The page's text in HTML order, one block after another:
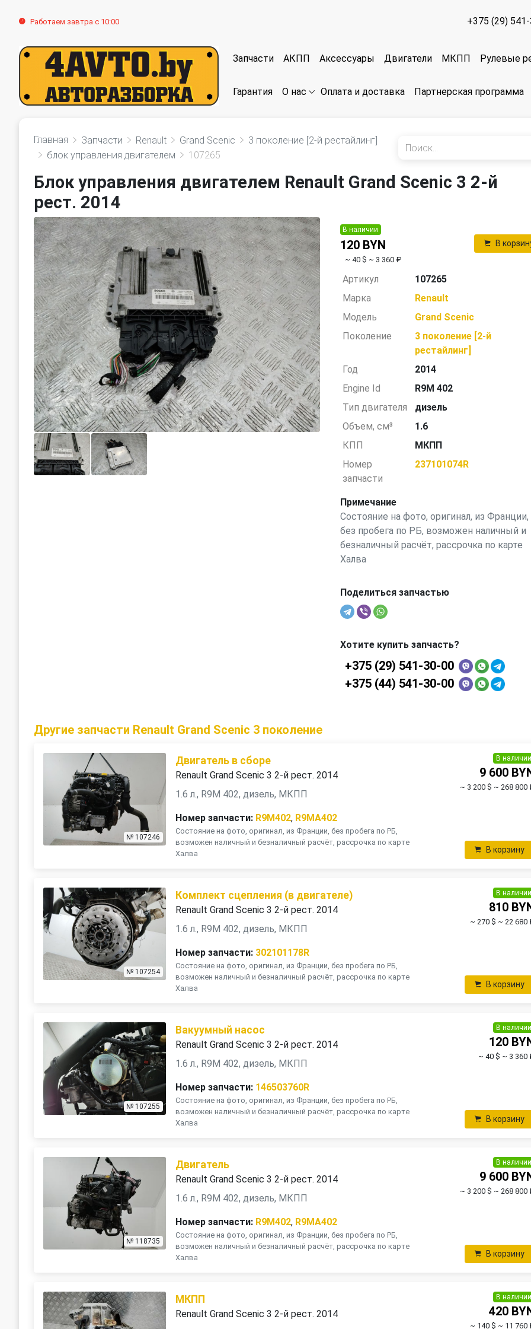
Работаем завтра с 10:00 +375 (29)
Запчасти АКПП Аксессуары Двигатели МКПП Рулевые
Гарантия О нас Оплата и доставка Партнерская программа
Главная Запчасти Renault Grand Scenic
3 поколение [2-й рестайлинг]
блок управления двигателем
107265
Блок управления двигателем Renault Grand Scenic 3 2-й
рест. 2014
В наличии
120 BYN
~ 40 $ ~ 3 360 ₽
В
Артикул
107265
Марка
Renault
Модель
Grand Scenic
Поколение
3 поколение [2-й
рестайлинг]
Год
2014
Engine Id
R9M 402
Тип двигателя
дизель
Объем, см³
1.6
КПП
МКПП
Номер
запчасти
237101074R
Примечание
Состояние на фото, оригинал, из Франции,
без пробега по РБ, возможен наличный и
безналичный расчёт, рассрочка по карте
Халва
Поделиться запчастью
Хотите купить запчасть?
+375 (29) 541-30-00
+375 (44) 541-30-00
Другие запчасти Renault Grand Scenic 3 поколение
№ 107246
Двигатель в сборе
Renault Grand Scenic 3 2-й рест. 2014
1.6 л., R9M 402, дизель, МКПП
Номер запчасти: R9M402, R9MA402
Состояние на фото, оригинал, из Франции, без пробега по РБ,
возможен наличный и безналичный расчёт, рассрочка по карте
Халва
В наличии
9 600
~ 3 200 $ ~ 268 800
В корзину
№ 107254
Комплект сцепления (в двигателе)
Renault Grand Scenic 3 2-й рест. 2014
1.6 л., R9M 402, дизель, МКПП
Номер запчасти: 302101178R
Состояние на фото, оригинал, из Франции, без пробега по РБ,
возможен наличный и безналичный расчёт, рассрочка по карте
Халва
В наличии
810
~ 270 $ ~ 22 680
В корзину
№ 107255
Вакуумный насос
Renault Grand Scenic 3 2-й рест. 2014
1.6 л., R9M 402, дизель, МКПП
Номер запчасти: 146503760R
Состояние на фото, оригинал, из Франции, без пробега по РБ,
возможен наличный и безналичный расчёт, рассрочка по карте
Халва
В наличии
120
~ 40 $ ~ 3 360
В корзину
№ 118735
Двигатель
Renault Grand Scenic 3 2-й рест. 2014
1.6 л., R9M 402, дизель, МКПП
Номер запчасти: R9M402, R9MA402
Состояние на фото, оригинал, из Франции, без пробега по РБ,
возможен наличный и безналичный расчёт, рассрочка по карте
Халва
В наличии
9 600
~ 3 200 $ ~ 268 800
В корзину
МКПП
Renault Grand Scenic 3 2-й рест. 2014
В наличии
420
~ 140 $ ~ 11 760